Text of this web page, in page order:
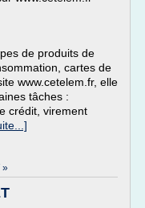
de produits de
cartes de
www.cetelem.fr, elle
tâches :
crédit, virement
»